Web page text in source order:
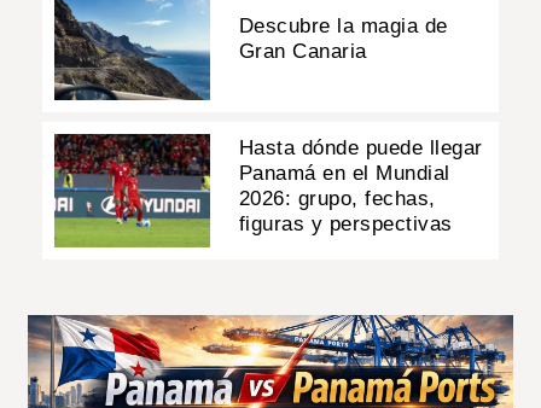
Descubre la magia de
Gran Canaria
Hasta dónde puede llegar
Panamá en el Mundial
2026: grupo, fechas,
figuras y perspectivas